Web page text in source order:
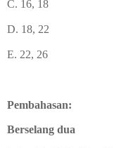
C. 16, 18
D. 18, 22
E. 22, 26
Pembahasan:
Berselang dua